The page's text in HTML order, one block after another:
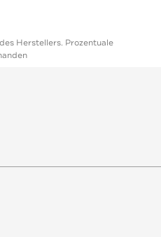
Herstellers. Prozentuale